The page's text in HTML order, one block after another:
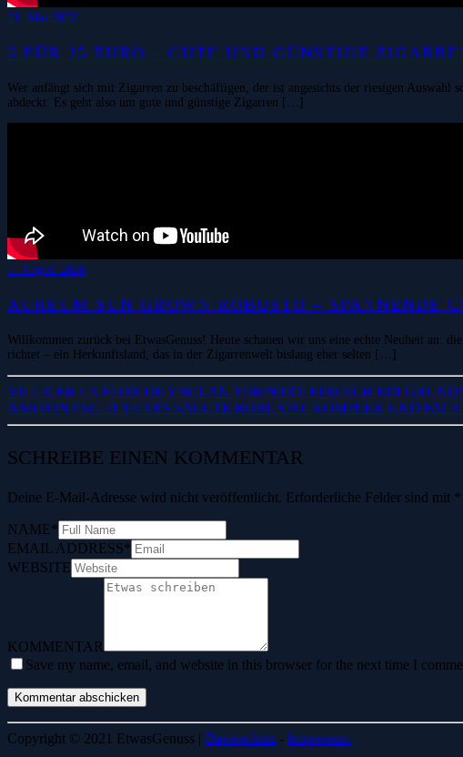
21. Mai 2022
5 FÜR 25 EURO – GUTE UND GÜNSTIGE
Wer anfängt sich mit Zigarren zu beschäftigen, der ist angesichts der riesigen
abdeckt. Es geht also um gute und günstige Zigarren […]
5. August 2026
AUREUM SUN GROWN ROBUSTO – SPANNENDE
Willkommen zurück bei EtwasGenuss! Heute schauen wir uns eine echte Neuheit an:
richtet – ein Herkunftsland, das in der Zigarrenwelt bislang eher selten […]
VILLIGER LA FLOR DE YNCLAN TORPEDO: EINFACH EIN
ASHTON ESG 21 YEARS SALUTE ROBUSTO: KOMPLEX UND
SCHREIBE EINEN KOMMENTAR
Deine E-Mail-Adresse wird nicht veröffentlicht. Erforderliche Felder sind mit *
NAME*
EMAIL ADDRESS*
WEBSITE
KOMMENTAR
Save my name, email, and website in this browser for the next time I
Copyright © 2021 EtwasGenuss | Datenschutz - Impressum